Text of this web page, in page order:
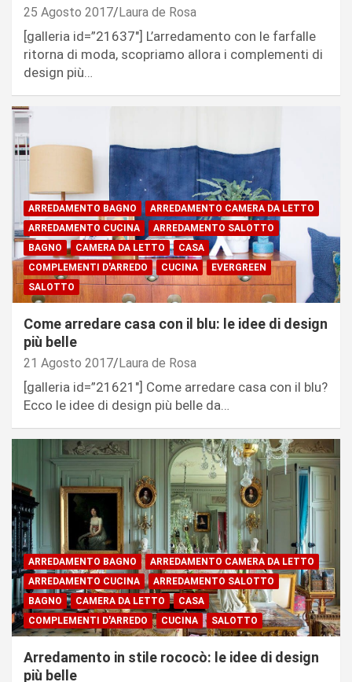
25 Agosto 2017 Laura de Rosa
[galleria id=”21637″] L’arredamento con le farfalle
ritorna di moda, scopriamo allora i complementi di
design più…
ARREDAMENTO BAGNO
ARREDAMENTO CAMERA DA LETTO
ARREDAMENTO CUCINA
ARREDAMENTO SALOTTO
BAGNO
CAMERA DA LETTO
CASA
COMPLEMENTI D'ARREDO
CUCINA
EVERGREEN
SALOTTO
Come arredare casa con il blu: le idee di design
più belle
21 Agosto 2017 Laura de Rosa
[galleria id=”21621″] Come arredare casa con il blu?
Ecco le idee di design più belle da…
ARREDAMENTO BAGNO
ARREDAMENTO CAMERA DA LETTO
ARREDAMENTO CUCINA
ARREDAMENTO SALOTTO
BAGNO
CAMERA DA LETTO
CASA
COMPLEMENTI D'ARREDO
CUCINA SALOTTO
Arredamento in stile rococò: le idee di design
più belle